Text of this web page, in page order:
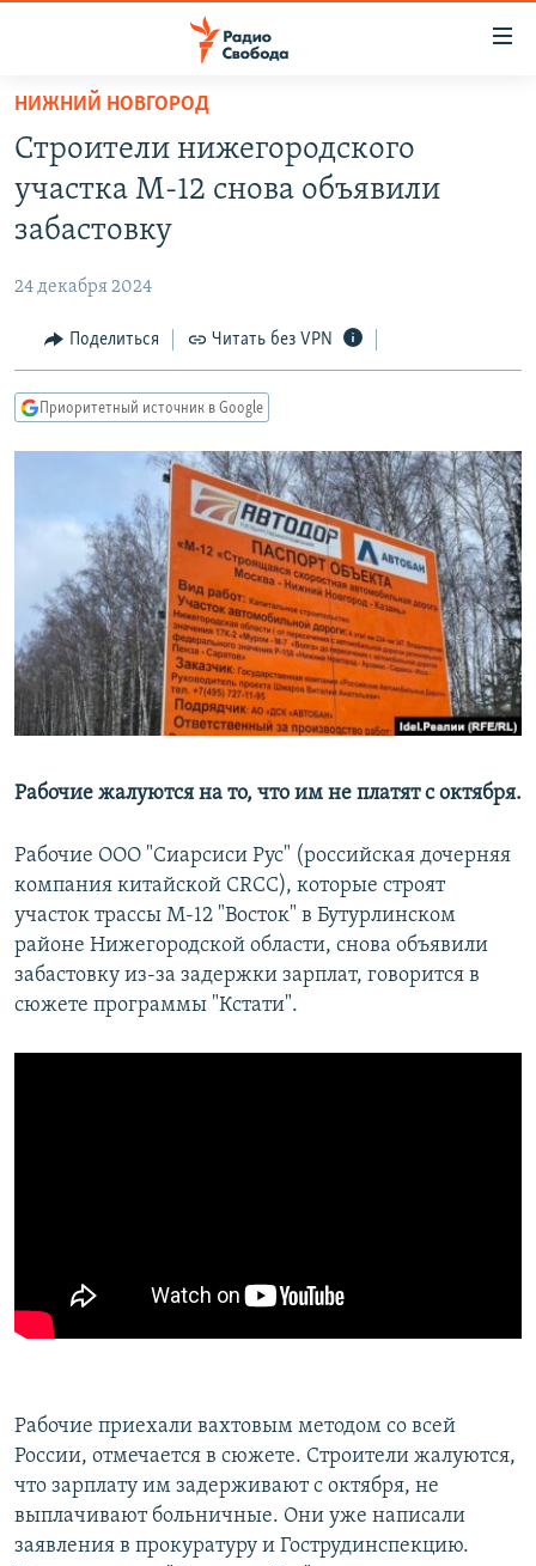
упрощенного
доступа
основному
Вернутся
Вернутся
ПОДКАСТЫ
АВТОРСКИЕ ПРОЕКТЫ
МНЕНИЯ
КУЛЬТУРА
КАВКАЗ.РЕАЛИИ
СЕВЕР.РЕАЛИИ
СИБИРЬ.РЕАЛИИ
РАСПИСАНИЕ ВЕЩАНИЯ
ПОДПИШИТЕСЬ НА РАССЫЛКУ
СОЦИАЛЬНЫЕ СЕТИ
НИЖНИЙ НОВГОРОД
Строители нижегородского
участка М-12 снова объявили
забастовку
24 декабря 2024
Поделиться Читать без VPN
Приоритетный источник в Google
Рабочие жалуются на то, что им не платят с октября.
Рабочие ООО "Сиарсиси Рус" (российская дочерняя
компания китайской CRCC), которые строят
участок трассы М-12 "Восток" в Бутурлинском
районе Нижегородской области, снова объявили
забастовку из-за задержки зарплат, говорится в
сюжете программы "Кстати".
Рабочие приехали вахтовым методом со всей
России, отмечается в сюжете. Строители жалуются,
что зарплату им задерживают с октября, не
выплачивают больничные. Они уже написали
заявления в прокуратуру и Гострудинспекцию.